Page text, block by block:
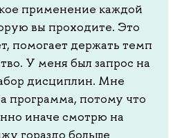
применение каждой
вы проходите. Это
помогает держать темп
У меня был запрос на
дисциплин. Мне
программа, потому что
иначе смотрю на
гораздо больше